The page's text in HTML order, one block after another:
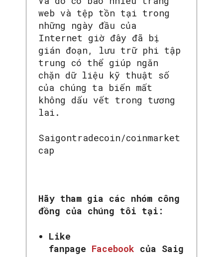
web và tệp tồn tại trong
những ngày đầu của
Internet giờ đây đã bị
gián đoạn, lưu trữ phi tập
trung có thể giúp ngăn
chặn dữ liệu kỹ thuật số
của chúng ta biến mất
không dấu vết trong tương
lai.
Saigontradecoin/coinmarket
cap
Hãy tham gia các nhóm công
đồng của chúng tôi tại:
Like
fanpage Facebook của Saig